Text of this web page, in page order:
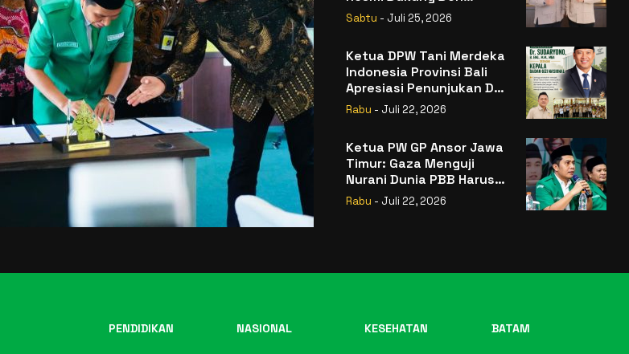
Muzakir Mengisi Jabatan
Wakil Menteri Pertanian
Sabtu - Juli 25, 2026
Ketua DPW Tani Merdeka
Indonesia Provinsi Bali
Apresiasi Penunjukan Dr.
Sudaryono sebagai
Kepala Badan Gizi
Rabu - Juli 22, 2026
Ketua PW GP Ansor Jawa
Timur: Gaza Menguji
Nurani Dunia PBB Harus
Reformasi Total atau
Kehilangan Legitimasi
Rabu - Juli 22, 2026
PENDIDIKAN NASIONAL KESEHATAN BATAM